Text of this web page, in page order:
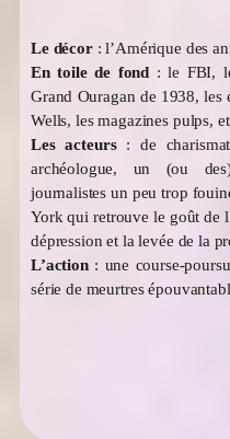
Le décor: l’Amérique des
En toile de fond : le FBI,
Grand Ouragan de 1938, les
Wells, les magazines pulps,
Les acteurs: de
archéologue, un (ou
journalistes un peu trop
York qui retrouve le goût de
dépression et la levée de la
L’action: une course-
série de meurtres